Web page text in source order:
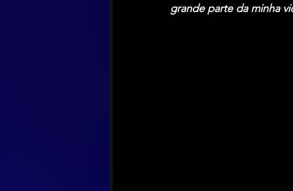
grande parte da minha